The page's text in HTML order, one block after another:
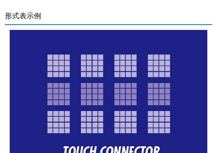
形式表示例